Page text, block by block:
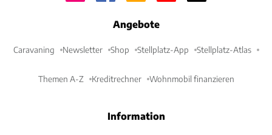
Angebote
Caravaning Newsletter Shop Stellplatz-App Stellplatz-Atlas
Themen A-Z Kreditrechner Wohnmobil finanzieren
Information